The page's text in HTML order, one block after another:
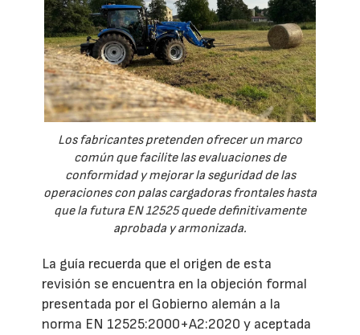
Los fabricantes pretenden ofrecer un marco
común que facilite las evaluaciones de
conformidad y mejorar la seguridad de las
operaciones con palas cargadoras frontales hasta
que la futura EN 12525 quede definitivamente
aprobada y armonizada.
La guía recuerda que el origen de esta
revisión se encuentra en la objeción formal
presentada por el Gobierno alemán a la
norma EN 12525:2000+A2:2020 y aceptada